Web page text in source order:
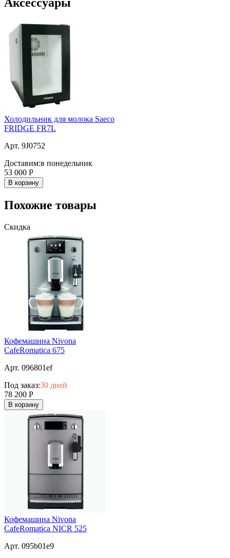
Холодильник для молока Saeco
FRIDGE FR7L
Арт. 9J0752
Доставим:в понедельник
53 000 Р
В корзину
Похожие товары
Скидка
Кофемашина Nivona
CafeRomatica 675
Арт. 096801ef
Под заказ:30 дней
78 200 Р
В корзину
Кофемашина Nivona
CafeRomatica NICR 525
Арт. 095b01e9